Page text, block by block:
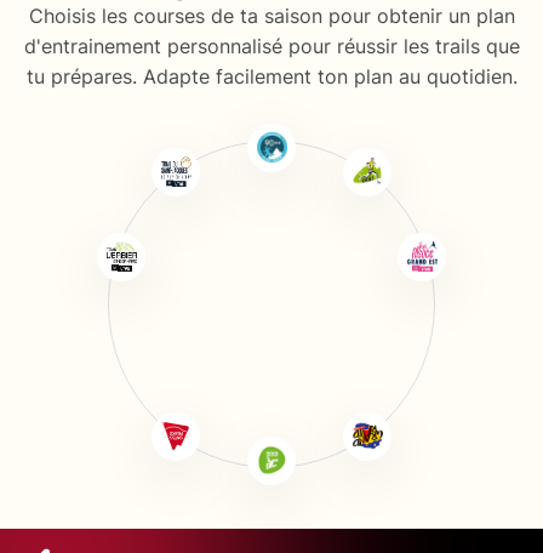
Choisis les courses de ta saison pour obtenir un plan
d'entrainement personnalisé pour réussir les trails que
tu prépares. Adapte facilement ton plan au quotidien.